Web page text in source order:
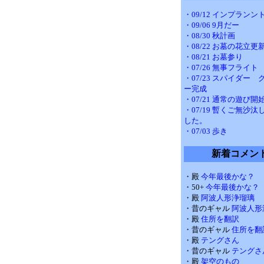
・09/12 インプランント
・09/06 9月だー
・08/30 秋計画
・08/22 お墓の花立更
・08/21 お墓参り
・07/26 無事フライト
・07/23 スパイダー
ー完成
・07/21 通常の遊び開
・07/19 暫くご無沙汰
した。
・07/03 歩き
新着コメン
・殿 今年最後かな？
・50+ 今年最後かな？
・殿 阿波人形浄瑠璃
・昔のギャル 阿波人
・殿 住所を翻訳
・昔のギャル 住所を翻
・殿 テングさん
・昔のギャル テングさ
・殿 架空のもの